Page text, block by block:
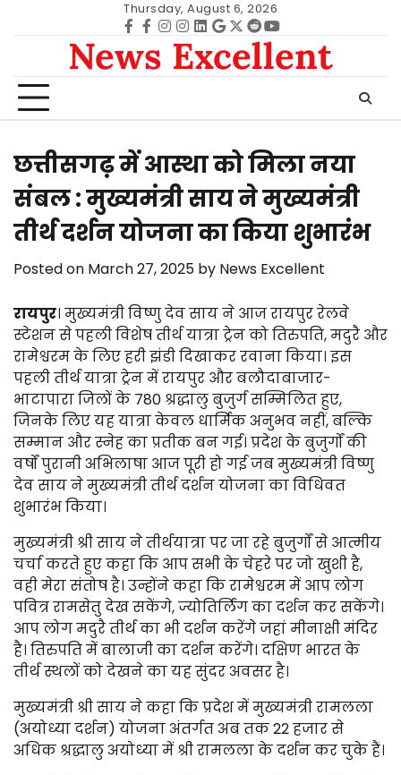
Thursday, August 6, 2026
Facebook
facebook
Instagram
instagram
Linkedin
google
Twitter
redditYoutube
News Excellent
छत्तीसगढ़ में आस्था को मिला नया
संबल : मुख्यमंत्री साय ने मुख्यमंत्री
तीर्थ दर्शन योजना का किया शुभारंभ
Posted on March 27, 2025 by News Excellent
रायपुर। मुख्यमंत्री विष्णु देव साय ने आज रायपुर रेलवे
स्टेशन से पहली विशेष तीर्थ यात्रा ट्रेन को तिरुपति, मदुरै और
रामेश्वरम के लिए हरी झंडी दिखाकर रवाना किया। इस
पहली तीर्थ यात्रा ट्रेन में रायपुर और बलौदाबाजार-
भाटापारा जिलों के 780 श्रद्धालु बुजुर्ग सम्मिलित हुए,
जिनके लिए यह यात्रा केवल धार्मिक अनुभव नहीं, बल्कि
सम्मान और स्नेह का प्रतीक बन गई। प्रदेश के बुजुर्गों की
वर्षों पुरानी अभिलाषा आज पूरी हो गई जब मुख्यमंत्री विष्णु
देव साय ने मुख्यमंत्री तीर्थ दर्शन योजना का विधिवत
शुभारंभ किया।
मुख्यमंत्री श्री साय ने तीर्थयात्रा पर जा रहे बुजुर्गों से आत्मीय
चर्चा करते हुए कहा कि आप सभी के चेहरे पर जो खुशी है,
वही मेरा संतोष है। उन्होंने कहा कि रामेश्वरम में आप लोग
पवित्र रामसेतु देख सकेंगे, ज्योतिर्लिंग का दर्शन कर सकेंगे।
आप लोग मदुरै तीर्थ का भी दर्शन करेंगे जहां मीनाक्षी मंदिर
है। तिरुपति में बालाजी का दर्शन करेंगे। दक्षिण भारत के
तीर्थ स्थलों को देखने का यह सुंदर अवसर है।
मुख्यमंत्री श्री साय ने कहा कि प्रदेश में मुख्यमंत्री रामलला
(अयोध्या दर्शन) योजना अंतर्गत अब तक 22 हजार से
अधिक श्रद्धालु अयोध्या में श्री रामलला के दर्शन कर चुके हैं।